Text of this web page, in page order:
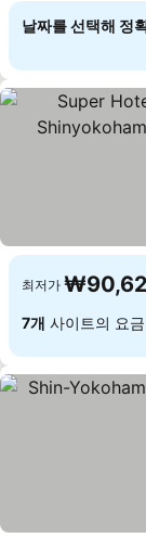
날짜를 선택해 정
최저가
7개 사이트의 요